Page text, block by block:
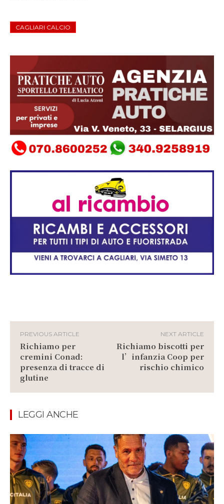
CAGLIARI CALCIO
PREVIOUS ARTICLE
Richiamo per
cremini Conad:
presenza di tracce di
glutine
NEXT ARTICLE
Richiamo biscotti per
l’infanzia Coop per
rischio chimico
LEGGI ANCHE